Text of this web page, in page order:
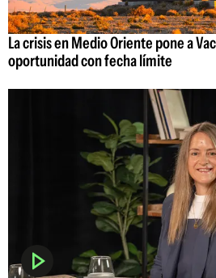
La crisis en Medio Oriente pone a
oportunidad con fecha límite